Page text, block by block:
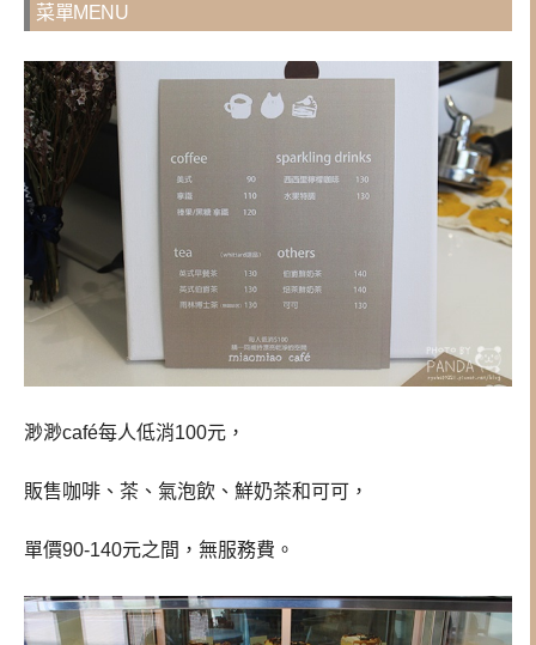
菜單MENU
渺渺café每人低消100元，
販售咖啡、茶、氣泡飲、鮮奶茶和可可，
單價90-140元之間，無服務費。